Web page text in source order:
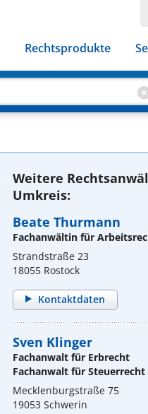
Rechtsprodukte
Weitere
Umkreis:
Beate Thurmann
Fachanwältin für
Strandstraße 23
18055 Rostock
Kontaktdaten
Sven Klinger
Fachanwalt für Erbrecht
Fachanwalt für Steuerrecht
Mecklenburgstraße 75
19053 Schwerin